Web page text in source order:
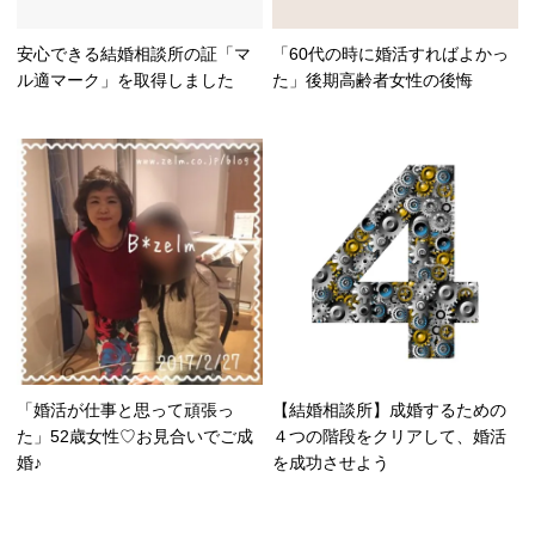
安心できる結婚相談所の証「マ
ル適マーク」を取得しました
「60代の時に婚活すればよかっ
た」後期高齢者女性の後悔
「婚活が仕事と思って頑張っ
た」52歳女性♡お見合いでご成
婚♪
【結婚相談所】成婚するための
４つの階段をクリアして、婚活
を成功させよう